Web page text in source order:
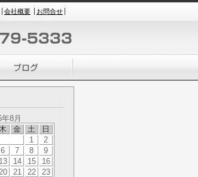
会社概要 お問合せ
8月
金 土 日
1
2
6 7 8
9
13 14 15
16
21 22
23